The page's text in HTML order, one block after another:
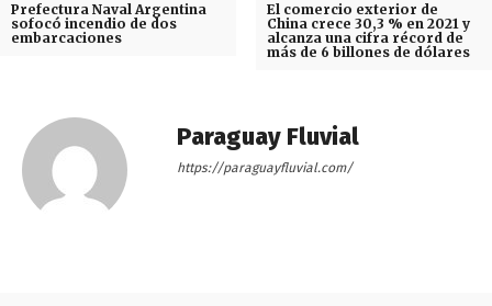
Prefectura Naval Argentina
sofocó incendio de dos
embarcaciones
El comercio exterior de
China crece 30,3 % en 2021 y
alcanza una cifra récord de
más de 6 billones de dólares
Paraguay Fluvial
https://paraguayfluvial.com/